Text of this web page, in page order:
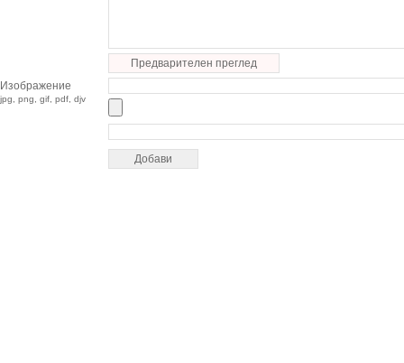
Предварителен преглед
Изображение
jpg, png, gif, pdf, djv